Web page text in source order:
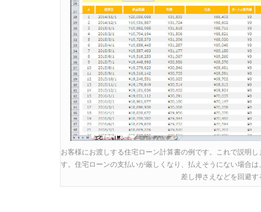
お客様にお渡しする住宅ローン計算書の例です。これで説明
す。住宅ローンの支払いが厳しくなり、払えそうにない場合
差し押さえなどを回避す